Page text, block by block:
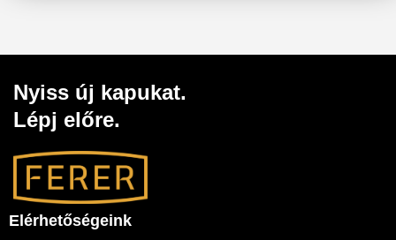
Nyiss új kapukat.
Lépj előre.
Elérhetőségeink